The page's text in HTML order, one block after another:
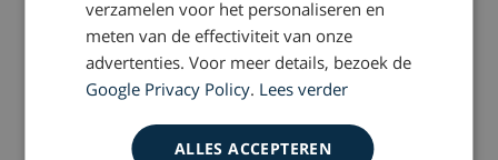
verzamelen voor het personaliseren en
meten van de effectiviteit van onze
advertenties. Voor meer details, bezoek de
Google Privacy Policy. Lees verder
ALLES ACCEPTEREN